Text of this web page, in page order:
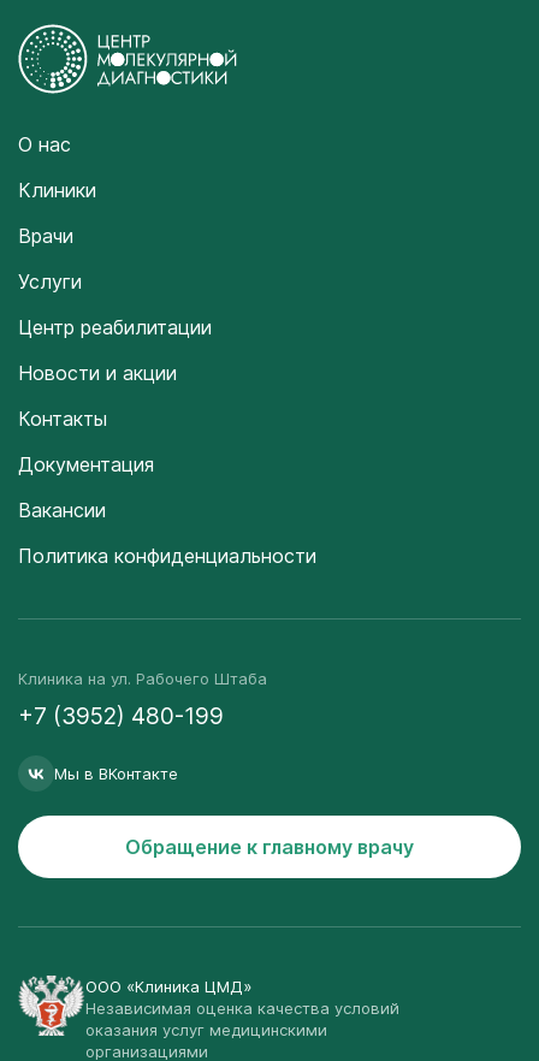
О нас
Клиники
Врачи
Услуги
Центр реабилитации
Новости и акции
Контакты
Документация
Вакансии
Политика конфиденциальности
Клиника на ул. Рабочего Штаба
+7 (3952) 480-199
Мы в ВКонтакте
Обращение к главному врачу
ООО «Клиника ЦМД»
Независимая оценка качества условий
оказания услуг медицинскими
организациями